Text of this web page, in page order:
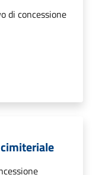
di concessione